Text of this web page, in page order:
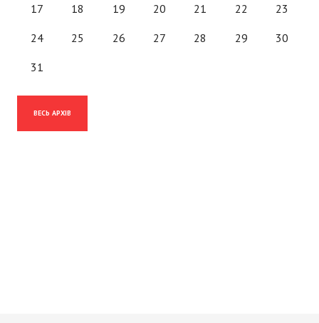
17 18 19 20 21 22 23
24 25 26 27 28 29 30
31
ВЕСЬ АРХІВ